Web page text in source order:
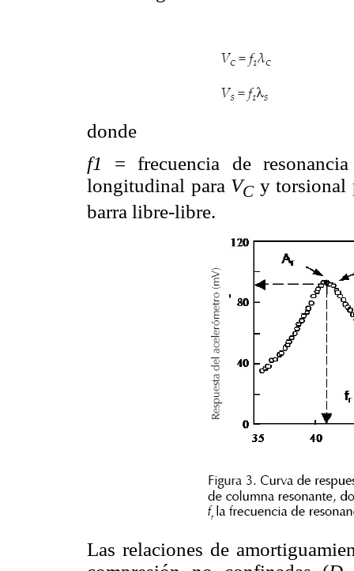
donde
f1
= frecuencia de
longitudinal para VC y torsional
barra libre-libre.
Las relaciones de